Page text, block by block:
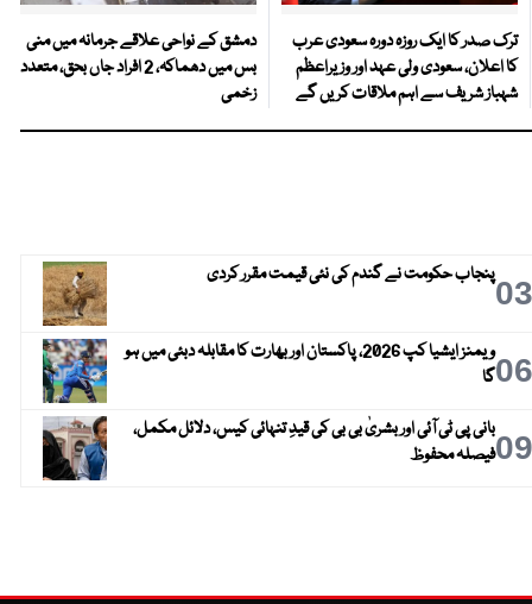
ترک صدر کا ایک روزہ دورہ سعودی عرب
کا اعلان، سعودی ولی عہد اور وزیراعظم
شہباز شریف سے اہم ملاقات کریں گے
دمشق کے نواحی علاقے جرمانہ میں منی
بس میں دھماکہ، 2 افراد جاں بحق، متعدد
زخمی
03پنجاب حکومت نے گندم کی نئی قیمت مقرر کردی
06
ویمنز ایشیا کپ 2026، پاکستان اور بھارت کا مقابلہ دبئی میں ہو
گا
09بانی پی ٹی آئی اور بشریٰ بی بی کی قیدِ تنہائی کیس، دلائل مکمل،
فیصلہ محفوظ